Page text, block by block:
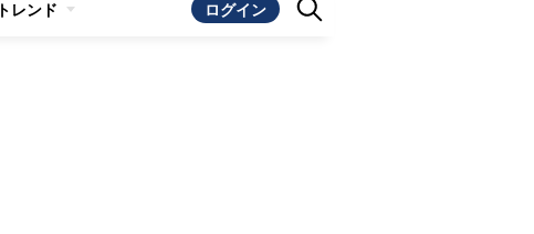
トレンド ログイン